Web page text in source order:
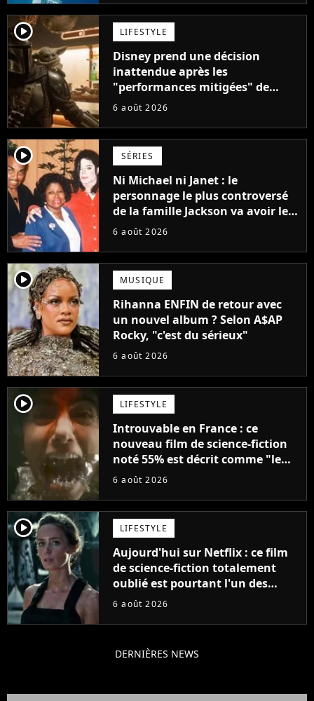
player2 LIFESTYLE
Disney prend une décision
inattendue après les
"performances mitigées" de
Vaiana et The Mandalorian &
6 août 2026
player2 SÉRIES
Ni Michael ni Janet : le
personnage le plus controversé
de la famille Jackson va avoir le
droit à sa propre série
6 août 2026
player2 MUSIQUE
Rihanna ENFIN de retour avec
un nouvel album ? Selon A$AP
Rocky, "c'est du sérieux"
6 août 2026
player2 LIFESTYLE
Introuvable en France : ce
nouveau film de science-fiction
noté 55% est décrit comme "le
plus stupide de l'année"
6 août 2026
player2 LIFESTYLE
Aujourd'hui sur Netflix : ce film
de science-fiction totalement
oublié est pourtant l'un des
meilleurs des années 2010
6 août 2026
DERNIÈRES NEWS